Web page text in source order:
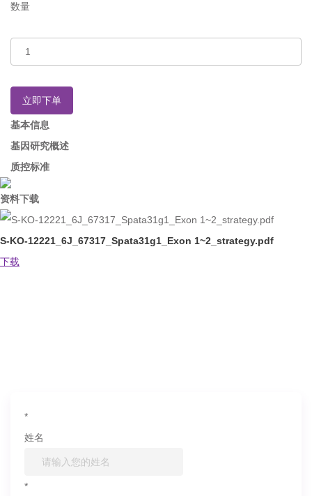
数量
立即下单
基本信息
基因研究概述
质控标准
资料下载
S-KO-12221_6J_67317_Spata31g1_Exon 1~2_strategy.pdf
下载
*
姓名
*